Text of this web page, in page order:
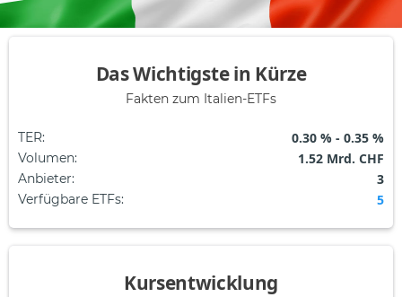
Das Wichtigste in Kürze
Fakten zum Italien-ETFs
TER: 0.30 % - 0.35 %
Volumen: 1.52 Mrd. CHF
Anbieter: 3
Verfügbare ETFs: 5
Kursentwicklung